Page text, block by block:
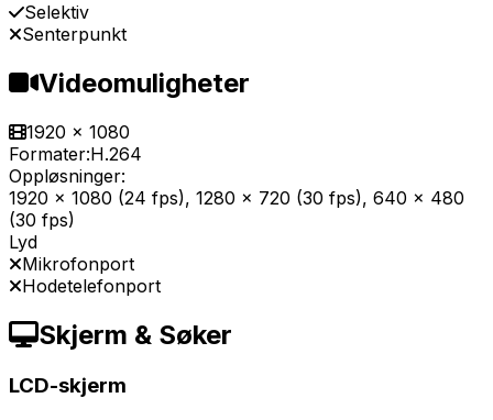
Selektiv
Senterpunkt
Videomuligheter
1920 x 1080
Formater:H.264
Oppløsninger:
1920 x 1080 (24 fps), 1280 x 720 (30 fps), 640 x 480
(30 fps)
Lyd
Mikrofonport
Hodetelefonport
Skjerm & Søker
LCD-skjerm